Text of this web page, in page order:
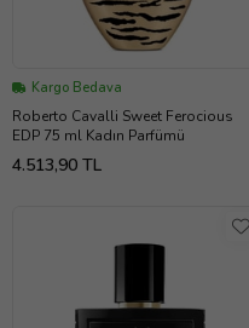
Kargo Bedava
Roberto Cavalli Sweet Ferocious
EDP 75 ml Kadın Parfümü
4.513,90 TL